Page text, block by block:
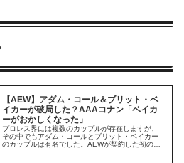
【AEW】アダム・コール＆ブリット・ベ
イカーが破局した？AAAコナン「ベイカ
ーがおかしくなった」
プロレス界には複数のカップルが存在しますが、
その中でもアダム・コールとブリット・ベイカー
のカップルは有名でした。AEWが契約した初の女